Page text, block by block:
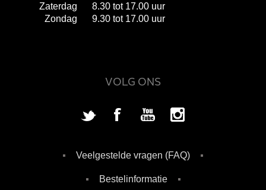
Zaterdag
8.30 tot 17.00 uur
Zondag
9.30 tot 17.00 uur
VOLG ONS
Veelgestelde vragen (FAQ)
Bestelinformatie